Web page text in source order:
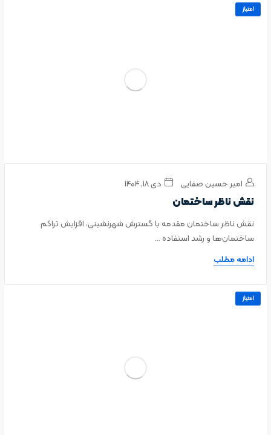
امتیاز
امیر حسین صفایی دی ۱۸, ۱۴۰۴
نقش ناظر ساختمان
نقش ناظر ساختمان مقدمه با گسترش شهرنشینی، افزایش تراکم
ساختمان‌ها و رشد استفاده ...
ادامه مطلب
امتیاز